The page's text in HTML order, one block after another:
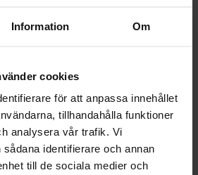
Information Om
cookies
för att anpassa innehållet
tillhandahålla funktioner
analysera vår trafik. Vi
identifierare och annan
till de sociala medier och